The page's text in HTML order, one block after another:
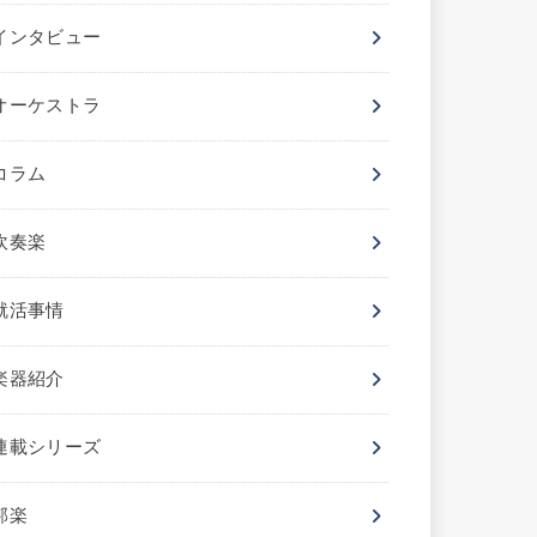
ンタビュー
ーケストラ
ラム
奏楽
活事情
器紹介
載シリーズ
楽